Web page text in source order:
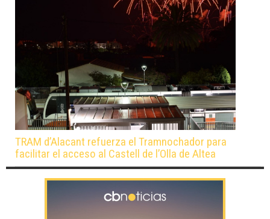
TRAM d’Alacant refuerza el Tramnochador para
facilitar el acceso al Castell de l’Olla de Altea